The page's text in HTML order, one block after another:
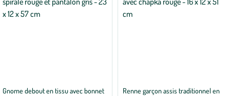
Gnome debout en tissu avec bonnet
Renne garçon assis traditionnel en